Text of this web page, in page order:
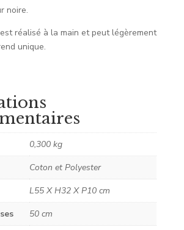
noire.
réalisé à la main et peut légèrement
unique.
0,300 kg
Coton et Polyester
L55 X H32 X P10 cm
50 cm